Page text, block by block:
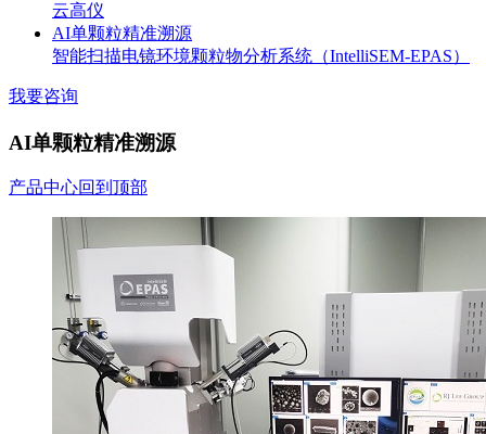
云高仪
AI单颗粒精准溯源
智能扫描电镜环境颗粒物分析系统（IntelliSEM-EPAS）
我要咨询
AI单颗粒精准溯源
产品中心回到顶部